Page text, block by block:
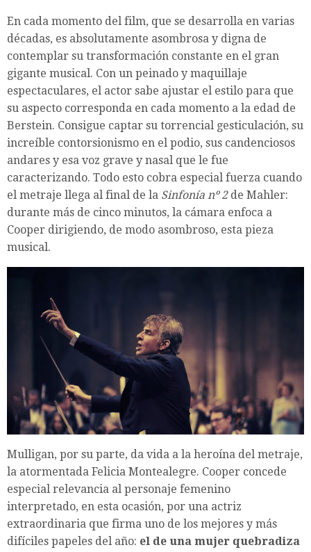
En cada momento del film, que se desarrolla en varias
décadas, es absolutamente asombrosa y digna de
contemplar su transformación constante en el gran
gigante musical. Con un peinado y maquillaje
espectaculares, el actor sabe ajustar el estilo para que
su aspecto corresponda en cada momento a la edad de
Berstein. Consigue captar su torrencial gesticulación, su
increíble contorsionismo en el podio, sus candenciosos
andares y esa voz grave y nasal que le fue
caracterizando. Todo esto cobra especial fuerza cuando
el metraje llega al final de la Sinfonía nº 2de Mahler:
durante más de cinco minutos, la cámara enfoca a
Cooper dirigiendo, de modo asombroso, esta pieza
musical.
Mulligan, por su parte, da vida a la heroína del metraje,
la atormentada Felicia Montealegre. Cooper concede
especial relevancia al personaje femenino
interpretado, en esta ocasión, por una actriz
extraordinaria que firma uno de los mejores y más
difíciles papeles del año: el de una mujer quebradiza